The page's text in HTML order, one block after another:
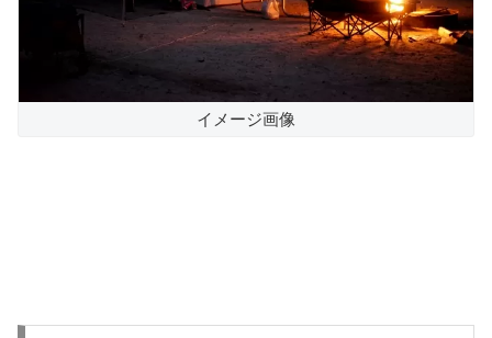
イメージ画像